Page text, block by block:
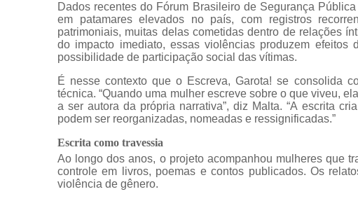
Dados recentes do Fórum Brasileiro de Segurança
em patamares elevados no país, com registros
patrimoniais, muitas delas cometidas dentro de relações
do impacto imediato, essas violências produzem
possibilidade de participação social das vítimas.
É nesse contexto que o Escreva, Garota! se consolida
técnica. “Quando uma mulher escreve sobre o que viveu,
a ser autora da própria narrativa”, diz Malta. “A escrita
podem ser reorganizadas, nomeadas e ressignificadas.”
Escrita como travessia
Ao longo dos anos, o projeto acompanhou mulheres que
controle em livros, poemas e contos publicados. Os
violência de gênero.